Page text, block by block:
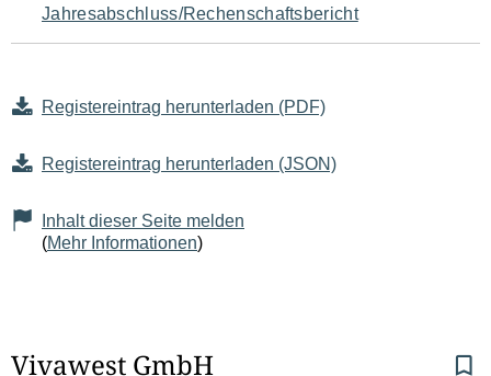
Jahresabschluss/Rechenschaftsbericht
Registereintrag herunterladen (PDF)
Registereintrag herunterladen (JSON)
Inhalt dieser Seite melden
(Mehr Informationen)
S
Vivawest GmbH